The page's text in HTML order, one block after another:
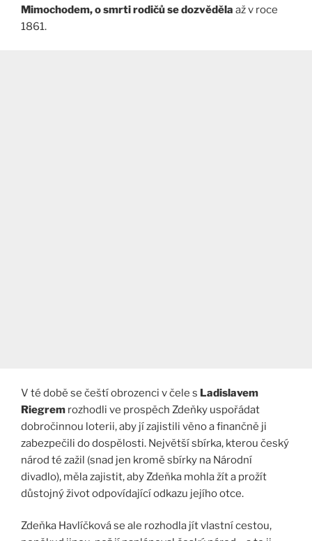
Mimochodem, o smrti rodičů se dozvěděla až v roce
1861.
V té době se čeští obrozenci v čele s Ladislavem
Riegrem rozhodli ve prospěch Zdeňky uspořádat
dobročinnou loterii, aby jí zajistili věno a finančně ji
zabezpečili do dospělosti. Největší sbírka, kterou český
národ té zažil (snad jen kromě sbírky na Národní
divadlo), měla zajistit, aby Zdeňka mohla žít a prožít
důstojný život odpovídající odkazu jejího otce.
Zdeňka Havlíčková se ale rozhodla jít vlastní cestou,